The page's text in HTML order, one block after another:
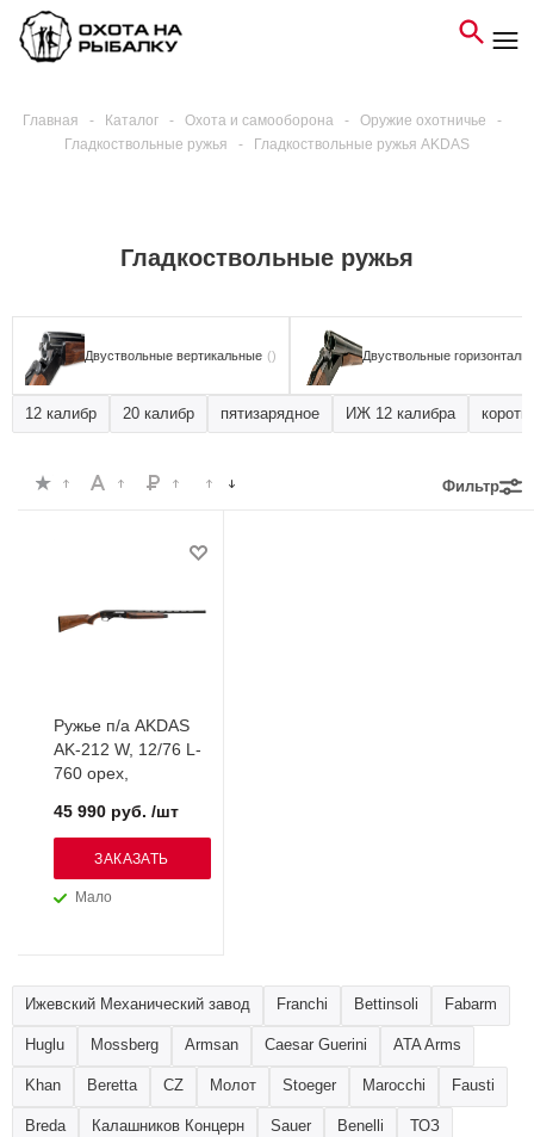
Главная - Каталог - Охота и самооборона - Оружие охотничье
-
Гладкоствольные ружья
- Гладкоствольные ружья AKDAS
Гладкоствольные ружья
Двуствольные вертикальные () Двуствольные
12 калибр 20 калибр пятизарядное ИЖ 12 калибра
Фильтр
Ружье п/а AKDAS
AK-212 W, 12/76 L-
760 орех,
Мало
45 990 руб. /шт
ЗАКАЗАТЬ
Ижевский Механический завод Franchi Bettinsoli Fabarm
Huglu Mossberg Armsan Caesar Guerini ATA Arms
Khan Beretta CZ Молот Stoeger Marocchi Fausti
Breda Калашников Концерн Sauer Benelli ТОЗ